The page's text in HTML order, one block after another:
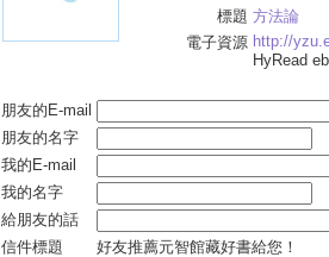
標題 方法論
電子資源 http://
HyRead
朋友的E-mail
朋友的名字
我的E-mail
我的名字
給朋友的話
信件標題
好友推薦元智館藏好書給您！